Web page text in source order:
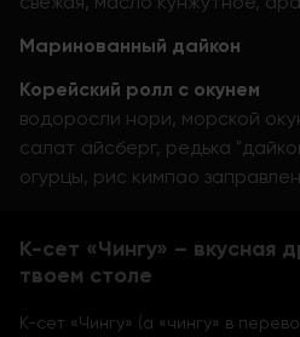
Маринованный дайкон
Корейский ролл с окунем
водоросли нори, морской
салат айсберг, редька
огурцы, рис кимпао
К-сет «Чингу» – вкусная
твоем столе
К-сет «Чингу» (а «чингу» в